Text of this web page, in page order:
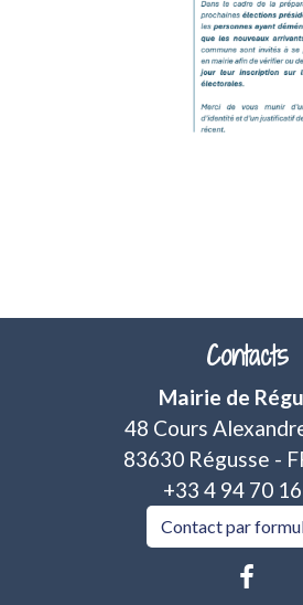
Contacts
Mairie de
48 Cours
83630 Régusse -
+33 4 94 70
Contact par